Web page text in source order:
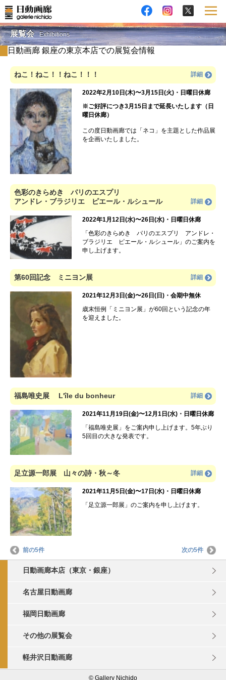
展覧会 Exhibitions
日動画廊 銀座の東京本店での展覧会情報
ねこ！ねこ！！ねこ！！！ 詳細
2022年2月10日(木)〜3月15日(火)・日曜日休廊
※ご好評につき3月15日まで延長いたします（日
曜日休廊）
この度日動画廊では「ネコ」を主題とした作品展
を企画いたしました。
色彩のきらめき パリのエスプリ
アンドレ・ブラジリエ ピエール・ルシュール
詳細
2022年1月12日(水)〜26日(水)・日曜日休廊
「色彩のきらめき パリのエスプリ アンドレ・
ブラジリエ ピエール・ルシュール」のご案内を
申し上げます。
第60回記念 ミニヨン展 詳細
2021年12月3日(金)〜26日(日)・会期中無休
歳末恒例「ミニヨン展」が60回という記念の年
を迎えました。
福島唯史展 L'île du bonheur 詳細
2021年11月19日(金)〜12月1日(水)・日曜日休廊
「福島唯史展」をご案内申し上げます。5年ぶり
5回目の大きな発表です。
足立源一郎展 山々の詩・秋～冬 詳細
2021年11月5日(金)〜17日(水)・日曜日休廊
「足立源一郎展」のご案内を申し上げます。
前の5件 次の5件
日動画廊本店（東京・銀座）
名古屋日動画廊
福岡日動画廊
その他の展覧会
軽井沢日動画廊
© Gallery Nichido